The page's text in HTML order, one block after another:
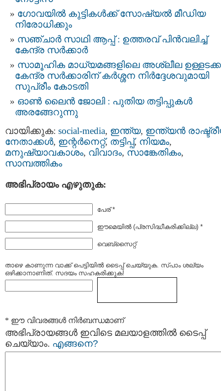
ഗോവയിൽ കുട്ടികൾക്ക് സോഷ്യൽ മീഡിയ
നിരോധിക്കും
സഞ്ചാർ സാഥി ആപ്പ് : ഉത്തരവ് പിൻവലിച്ച്
കേന്ദ്ര സർക്കാർ
സാമൂഹിക മാധ്യമങ്ങളിലെ അശ്ലീല
കേന്ദ്ര സർക്കാരിന് കർശ്ശന നിർദ്ദേശവുമായി
സുപ്രീം കോടതി
ഓണ്‍ ലൈന്‍ ജോലി : പുതിയ തട്ടിപ്പുകൾ
അരങ്ങേറുന്നു
വായിക്കുക: social-media, ഇന്ത്യ, ഇന്ത്യന്‍
നേതാക്കള്‍, ഇന്റര്‍നെറ്റ്‌, തട്ടിപ്പ്‌, നിയമം,
മനുഷ്യാവകാശം, വിവാദം, സാങ്കേതികം,
സാമ്പത്തികം
അഭിപ്രായം എഴുതുക:
പേര് *
ഈമെയില്‍ (പ്രസിദ്ധീകരിക്കില്ല) *
വെബ്സൈറ്റ്
താഴെ കാണുന്ന വാക്ക് പെട്ടിയില്‍ ടൈപ്പ്‌ ചെയ്യുക. സ്പാം ശല്യം
ഒഴിക്കാനാണിത്. സദയം സഹകരിക്കുക!
* ഈ വിവരങ്ങള്‍ നിര്‍ബന്ധമാണ്
അഭിപ്രായങ്ങള്‍ ഇവിടെ മലയാളത്തില്‍ ടൈപ്പ്
ചെയ്യാം. എങ്ങനെ?